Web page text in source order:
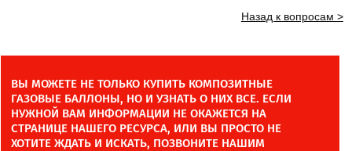
Назад к вопросам >
ВЫ МОЖЕТЕ НЕ ТОЛЬКО КУПИТЬ КОМПОЗИТНЫЕ
ГАЗОВЫЕ БАЛЛОНЫ, НО И УЗНАТЬ О НИХ ВСЕ. ЕСЛИ
НУЖНОЙ ВАМ ИНФОРМАЦИИ НЕ ОКАЖЕТСЯ НА
СТРАНИЦЕ НАШЕГО РЕСУРСА, ИЛИ ВЫ ПРОСТО НЕ
ХОТИТЕ ЖДАТЬ И ИСКАТЬ, ПОЗВОНИТЕ НАШИМ